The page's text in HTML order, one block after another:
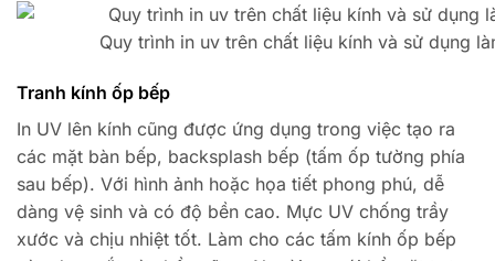
Quy trình in uv trên chất liệu kính và sử dụng
Tranh kính ốp bếp
In UV lên kính cũng được ứng dụng trong việc tạo ra
các mặt bàn bếp, backsplash bếp (tấm ốp tường phía
sau bếp). Với hình ảnh hoặc họa tiết phong phú, dễ
dàng vệ sinh và có độ bền cao. Mực UV chống trầy
xước và chịu nhiệt tốt. Làm cho các tấm kính ốp bếp